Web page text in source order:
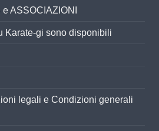
ASSOCIAZIONI
Karate-gi sono disponibili
legali e Condizioni generali